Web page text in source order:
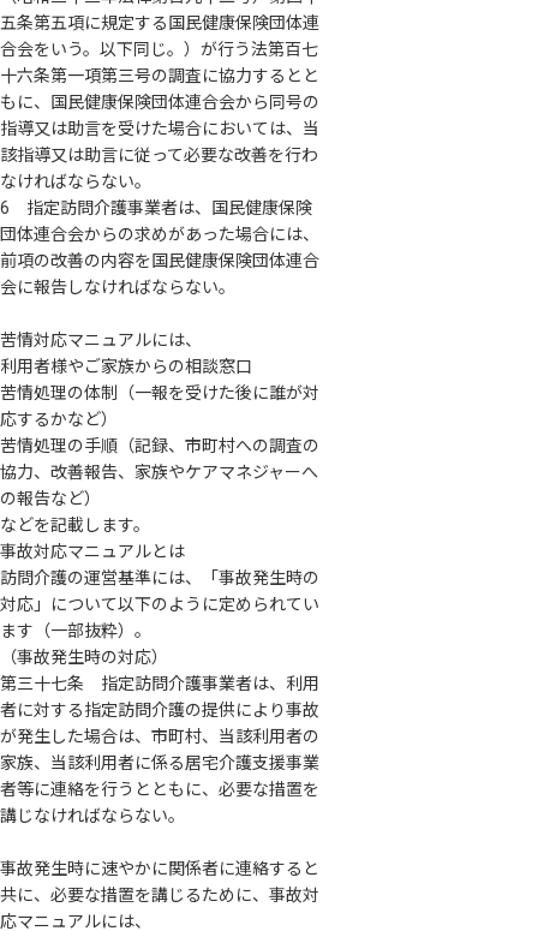
五条第五項に規定する国民健康保険団体連
合会をいう。以下同じ。）が行う法第百七
十六条第一項第三号の調査に協力するとと
もに、国民健康保険団体連合会から同号の
指導又は助言を受けた場合においては、当
該指導又は助言に従って必要な改善を行わ
なければならない。
6 指定訪問介護事業者は、国民健康保険
団体連合会からの求めがあった場合には、
前項の改善の内容を国民健康保険団体連合
会に報告しなければならない。
苦情対応マニュアルには、
利用者様やご家族からの相談窓口
苦情処理の体制（一報を受けた後に誰が対
応するかなど）
苦情処理の手順（記録、市町村への調査の
協力、改善報告、家族やケアマネジャーへ
の報告など）
などを記載します。
事故対応マニュアルとは
訪問介護の運営基準には、「事故発生時の
対応」について以下のように定められてい
ます（一部抜粋）。
（事故発生時の対応）
第三十七条 指定訪問介護事業者は、利用
者に対する指定訪問介護の提供により事故
が発生した場合は、市町村、当該利用者の
家族、当該利用者に係る居宅介護支援事業
者等に連絡を行うとともに、必要な措置を
講じなければならない。
事故発生時に速やかに関係者に連絡すると
共に、必要な措置を講じるために、事故対
応マニュアルには、